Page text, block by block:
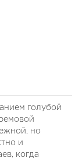
голубой
но
и
когда